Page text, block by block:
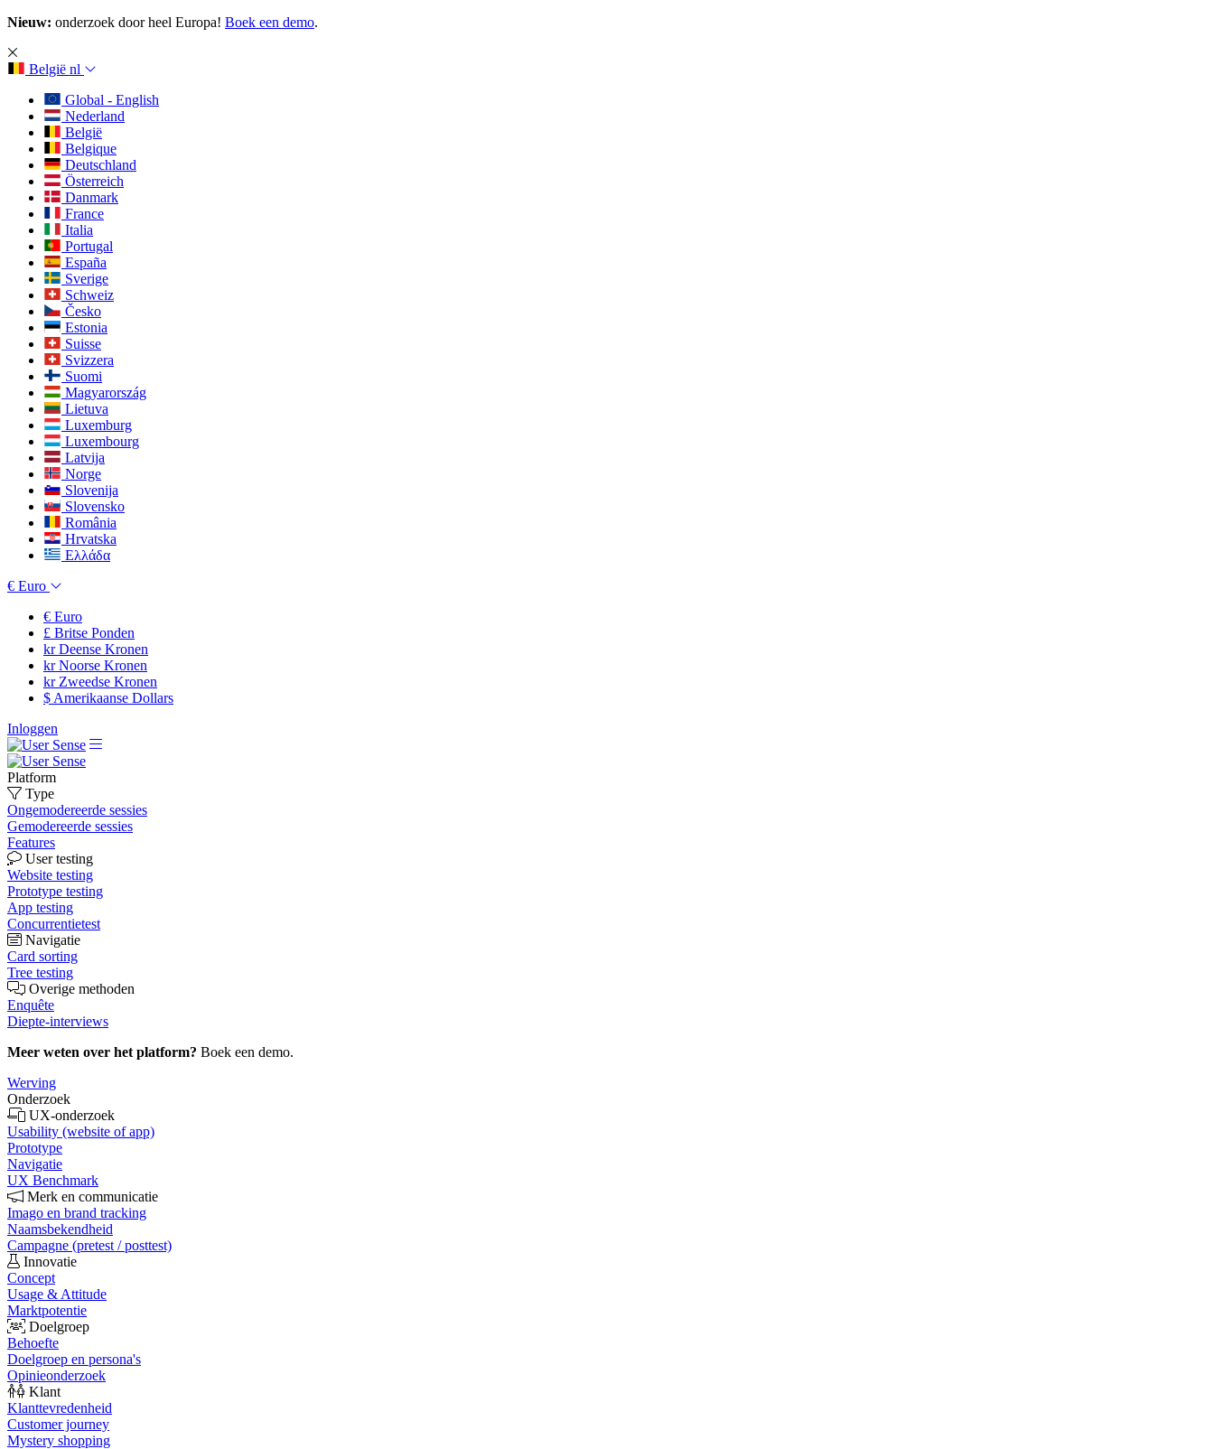
Nieuw: onderzoek door heel Europa! Boek een demo.
België nl
Global - English
Nederland
België
Belgique
Deutschland
Österreich
Danmark
France
Italia
Portugal
España
Sverige
Schweiz
Česko
Estonia
Suisse
Svizzera
Suomi
Magyarország
Lietuva
Luxemburg
Luxembourg
Latvija
Norge
Slovenija
Slovensko
România
Hrvatska
Ελλάδα
€ Euro
€ Euro
£ Britse Ponden
krDeense Kronen
krNoorse Kronen
krZweedse Kronen
$ Amerikaanse Dollars
Inloggen
Platform
Type
Ongemodereerde sessies
Gemodereerde sessies
Features
User testing
Website testing
Prototype testing
App testing
Concurrentietest
Navigatie
Card sorting
Tree testing
Overige methoden
Enquête
Diepte-interviews
Meer weten over het platform? Boek een demo.
Werving
Onderzoek
UX-onderzoek
Usability (website of app)
Prototype
Navigatie
UX Benchmark
Merk en communicatie
Imago en brand tracking
Naamsbekendheid
Campagne (pretest / posttest)
Innovatie
Concept
Usage & Attitude
Marktpotentie
Doelgroep
Behoefte
Doelgroep en persona's
Opinieonderzoek
Klant
Klanttevredenheid
Customer journey
Mystery shopping